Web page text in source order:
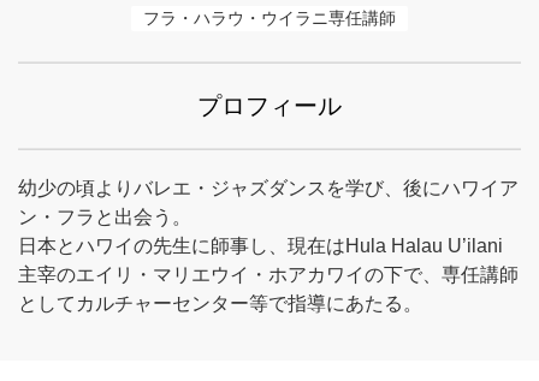
フラ・ハラウ・ウイラニ専任講師
プロフィール
幼少の頃よりバレエ・ジャズダンスを学び、後にハワイア
ン・フラと出会う。
日本とハワイの先生に師事し、現在はHula Halau U’ilani
主宰のエイリ・マリエウイ・ホアカワイの下で、専任講師
としてカルチャーセンター等で指導にあたる。